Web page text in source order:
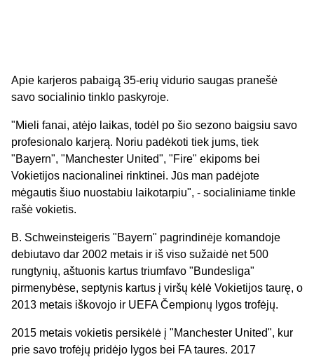
Apie karjeros pabaigą 35-erių vidurio saugas pranešė
savo socialinio tinklo paskyroje.
"Mieli fanai, atėjo laikas, todėl po šio sezono baigsiu savo
profesionalo karjerą. Noriu padėkoti tiek jums, tiek
"Bayern", "Manchester United", "Fire" ekipoms bei
Vokietijos nacionalinei rinktinei. Jūs man padėjote
mėgautis šiuo nuostabiu laikotarpiu", - socialiniame tinkle
rašė vokietis.
B. Schweinsteigeris "Bayern" pagrindinėje komandoje
debiutavo dar 2002 metais ir iš viso sužaidė net 500
rungtynių, aštuonis kartus triumfavo "Bundesliga"
pirmenybėse, septynis kartus į viršų kėlė Vokietijos taurę, o
2013 metais iškovojo ir UEFA Čempionų lygos trofėjų.
2015 metais vokietis persikėlė į "Manchester United", kur
prie savo trofėjų pridėjo lygos bei FA taures. 2017